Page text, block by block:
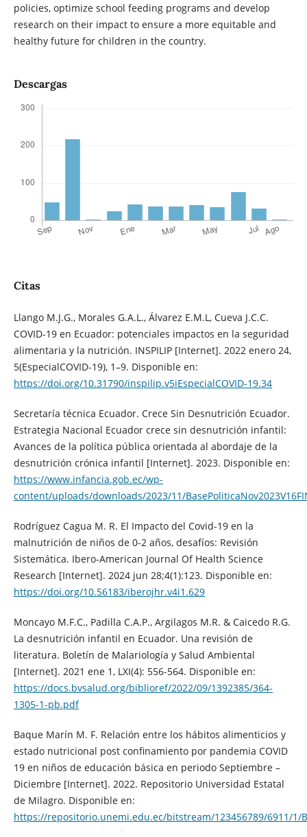
policies, optimize school feeding programs and develop
research on their impact to ensure a more equitable and
healthy future for children in the country.
Descargas
Citas
Llango M.J.G., Morales G.A.L., Álvarez E.M.L, Cueva J.C.C.
COVID-19 en Ecuador: potenciales impactos en la seguridad
alimentaria y la nutrición. INSPILIP [Internet]. 2022 enero 24,
5(EspecialCOVID-19), 1–9. Disponible en:
https://doi.org/10.31790/inspilip.v5iEspecialCOVID-19.34
Secretaría técnica Ecuador. Crece Sin Desnutrición Ecuador.
Estrategia Nacional Ecuador crece sin desnutrición infantil:
Avances de la política pública orientada al abordaje de la
desnutrición crónica infantil [Internet]. 2023. Disponible en:
https://www.infancia.gob.ec/wp-
content/uploads/downloads/2023/11/
Rodríguez Cagua M. R. El Impacto del Covid-19 en la
malnutrición de niños de 0-2 años, desafíos: Revisión
Sistemática. Ibero-American Journal Of Health Science
Research [Internet]. 2024 jun 28;4(1):123. Disponible en:
https://doi.org/10.56183/iberojhr.v4i1.629
Moncayo M.F.C., Padilla C.A.P., Argilagos M.R. & Caicedo R.G.
La desnutrición infantil en Ecuador. Una revisión de
literatura. Boletín de Malariología y Salud Ambiental
[Internet]. 2021 ene 1, LXI(4): 556-564. Disponible en:
https://docs.bvsalud.org/biblioref/2022/09/1392385/364-
1305-1-pb.pdf
Baque Marín M. F. Relación entre los hábitos alimenticios y
estado nutricional post confinamiento por pandemia COVID
19 en niños de educación básica en periodo Septiembre –
Diciembre [Internet]. 2022. Repositorio Universidad Estatal
de Milagro. Disponible en:
https://repositorio.unemi.edu.ec/bitstream/123456789/6911/1/